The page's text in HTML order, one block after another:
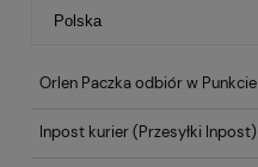
Orlen Paczka odbiór w Punkcie
Inpost kurier(Przesyłki Inpost)